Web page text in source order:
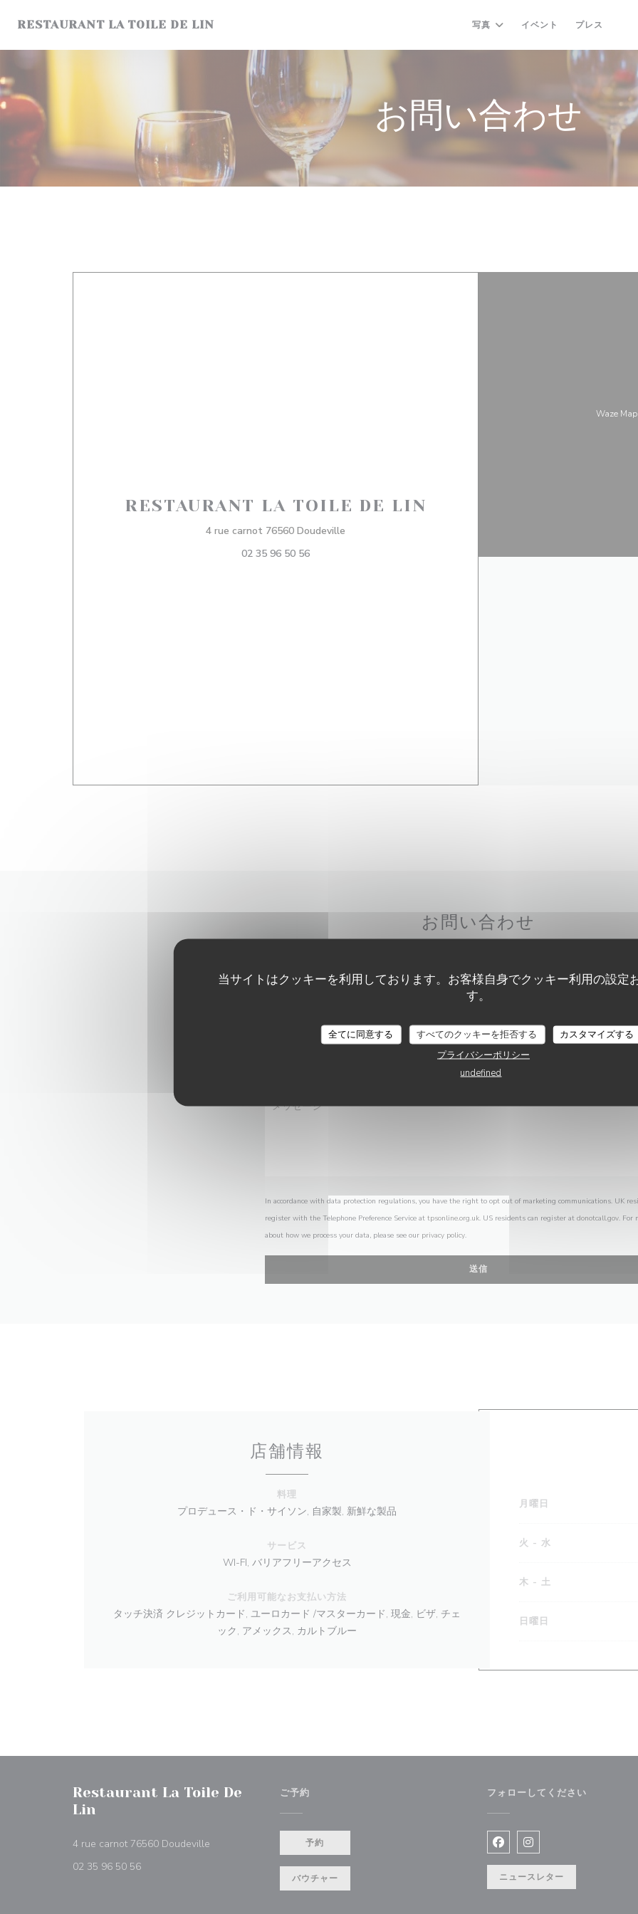
当サイトはクッキーを利用しております。お客様自身でクッキー利用の設定
す。
全てに同意する すべてのクッキーを拒否する
カスタマイズする
プライバシーポリシー
undefined
RESTAURANT LA TOILE DE LIN 写真 イベント プレス
((
お問い合わせ
RESTAURANT LA TOILE DE LIN
4 rue carnot 76560 Doudeville
02 35 96 50 56
Waze
お問い合わせ
以下のフォームにご記入ください。
In accordance with data protection regulations, you have the right to opt out of marketing communications. UK
register with the Telephone Preference Service at tpsonline.org.uk. US residents can register at donotcall.gov. For
about how we process your data, please see our privacy policy.
店舗情報
料理
プロデュース・ド・サイソン, 自家製, 新鮮な製品
サービス
WI-FI, バリアフリーアクセス
ご利用可能なお支払い方法
タッチ決済 クレジットカード, ユーロカード /マスターカード, 現金, ビザ, チェ
ック, アメックス, カルトブルー
月曜日
火 -水
木 -土
日曜日
Restaurant La Toile De
Lin
4 rue carnot 76560 Doudeville ((新しいウィンドウで開きます))
02 35 96 50 56
ご予約
予約
バウチャー
フォローしてください
Facebook ((新しいウィンド
Instagram ((新しいウ
ニュースレター
RESTAURANT LA TOILE DE LIN